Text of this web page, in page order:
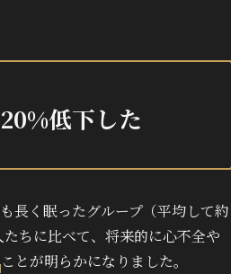
低下した
長く眠ったグループ（平均して約
ちに比べて、将来的に心不全や
ことが明らかになりました。